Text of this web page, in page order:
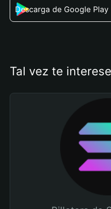
Descarga de Google Play
Tal vez te